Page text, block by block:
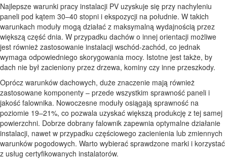
Najlepsze warunki pracy instalacji PV uzyskuje się przy nachyleniu
paneli pod kątem 30–40 stopni i ekspozycji na południe. W takich
warunkach moduły mogą działać z maksymalną wydajnością przez
większą część dnia. W przypadku dachów o innej orientacji możliwe
jest również zastosowanie instalacji wschód-zachód, co jednak
wymaga odpowiedniego skorygowania mocy. Istotne jest także, by
dach nie był zacieniony przez drzewa, kominy czy inne przeszkody.
Oprócz warunków dachowych, duże znaczenie mają również
zastosowane komponenty – przede wszystkim sprawność paneli i
jakość falownika. Nowoczesne moduły osiągają sprawność na
poziomie 19–21%, co pozwala uzyskać większą produkcję z tej samej
powierzchni. Dobrze dobrany falownik zapewnia optymalne działanie
instalacji, nawet w przypadku częściowego zacienienia lub zmiennych
warunków pogodowych. Warto wybierać sprawdzone marki i korzystać
z usług certyfikowanych instalatorów.